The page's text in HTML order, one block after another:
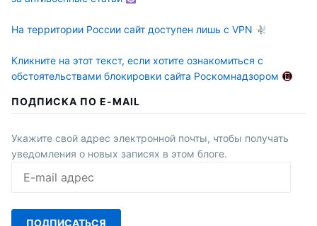
На территории России сайт доступен лишь с VPN
Кликните на этот текст, если хотите ознакомиться с
обстоятельствами блокировки сайта Роскомнадзором
ПОДПИСКА ПО E-MAIL
Укажите свой адрес электронной почты, чтобы получать
уведомления о новых записях в этом блоге.
mail
ПОДПИСАТЬСЯ